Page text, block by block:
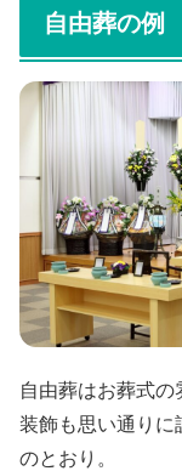
自由葬の例
自由葬はお葬式
装飾も思い通りに
のとおり。